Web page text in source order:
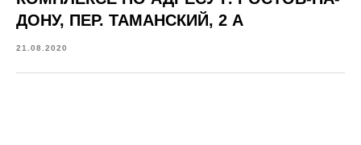
ДОНУ, ПЕР. ТАМАНСКИЙ, 2 А
21.08.2020